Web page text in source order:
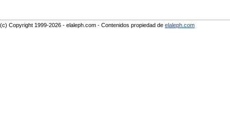
(c) Copyright 1999-2026 - elaleph.com - Contenidos propiedad de elaleph.com